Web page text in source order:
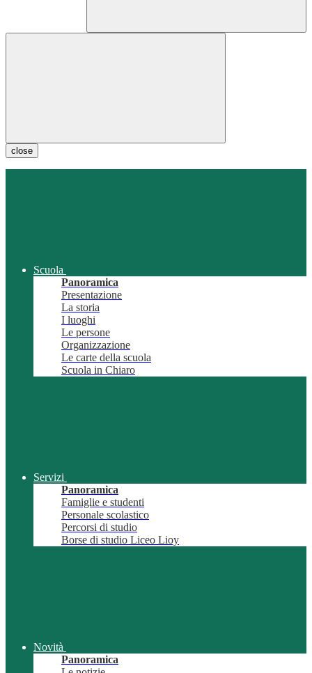
close
Scuola
Panoramica
Presentazione
La storia
I luoghi
Le persone
Organizzazione
Le carte della scuola
Scuola in Chiaro
Servizi
Panoramica
Famiglie e studenti
Personale scolastico
Percorsi di studio
Borse di studio Liceo Lioy
Novità
Panoramica